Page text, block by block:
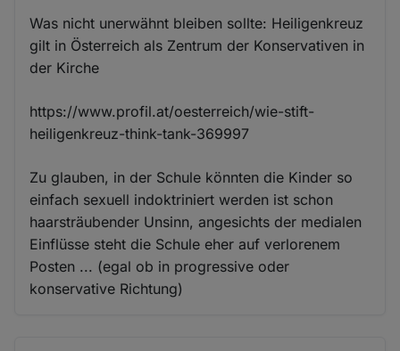
Was nicht unerwähnt bleiben sollte: Heiligenkreuz
gilt in Österreich als Zentrum der Konservativen in
der Kirche
https://www.profil.at/oesterreich/wie-stift-
heiligenkreuz-think-tank-369997
Zu glauben, in der Schule könnten die Kinder so
einfach sexuell indoktriniert werden ist schon
haarsträubender Unsinn, angesichts der medialen
Einflüsse steht die Schule eher auf verlorenem
Posten ... (egal ob in progressive oder
konservative Richtung)